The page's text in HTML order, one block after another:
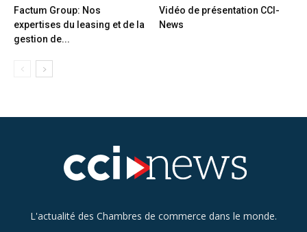
Factum Group: Nos
expertises du leasing et de la
gestion de...
Vidéo de présentation CCI-
News
L'actualité des Chambres de commerce dans le monde.